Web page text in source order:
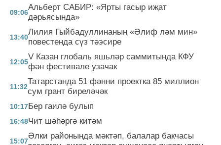
09:06
Альберт САБИР: «Ярты гасыр иҗат
дәрьясында»
13:40
Лилия Гыйбадуллинаның «Әлиф ләм мин»
повестенда сүз тәэсире
12:05
V Казан глобаль яшьләр саммитында КФУ
фән фестивале узачак
11:32
Татарстанда 51 фәнни проектка 85 миллион
сум грант биреләчәк
10:17Бер гаилә булып
16:48Чит шәһәргә китәм
15:07
Әлки районында мәктәп, балалар бакчасы